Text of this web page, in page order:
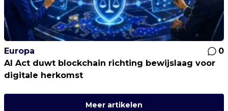
Europa
0
AI Act duwt blockchain richting bewijslaag voor
digitale herkomst
Meer artikelen